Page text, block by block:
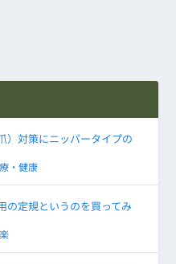
）対策にニッパータイプの
・健康
定規というのを買ってみ